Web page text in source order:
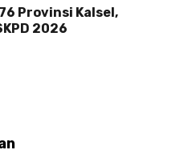
Provinsi Kalsel,
2026